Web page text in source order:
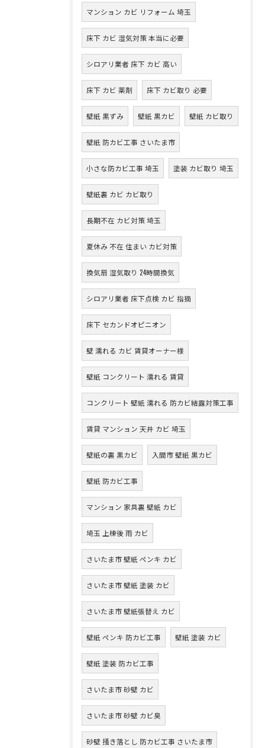
マンション カビ リフォーム 埼玉
床下 カビ 湿気対策 本当に必要
シロアリ業者 床下 カビ 高い
床下 カビ 薬剤 床下 カビ取り 必要
壁紙 黒ずみ 壁紙 黒カビ 壁紙 カビ取り
壁紙 防カビ工事 さいたま市
小さな防カビ工事 埼玉 塗装 カビ取り 埼玉
壁紙裏 カビ カビ取り
長期不在 カビ対策 埼玉
夏休み 不在 住まい カビ対策
換気扇 湿気取り 24時間換気
シロアリ業者 床下点検 カビ 指摘
床下 セカンドオピニオン
壁 濡れる カビ 賃貸オーナー様
壁紙 コンクリート 濡れる 賃貸
コンクリート 壁紙 濡れる 防カビ結露対策工事
賃貸 マンション 天井 カビ 埼玉
壁紙の裏 黒カビ 入間市 壁紙 黒カビ
壁紙 防カビ工事
マンション 家具裏 壁紙 カビ
埼玉 上棟後 雨 カビ
さいたま市 壁紙 ペンキ カビ
さいたま市 壁紙 塗装 カビ
さいたま市 壁紙張替え カビ
壁紙 ペンキ 防カビ工事 壁紙 塗装 カビ
壁紙 塗装 防カビ工事
さいたま市 砂壁 カビ
さいたま市 砂壁 カビ臭
砂壁 掻き落とし 防カビ工事 さいたま市